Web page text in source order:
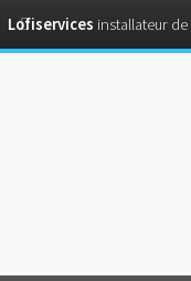
Lofiservices installateur